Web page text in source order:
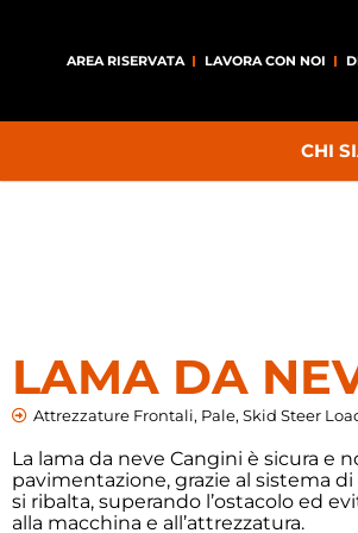
AREA RISERVATA LAVORA CON NOI
CHI
LAMA DA
Attrezzature Frontali, Pale, Skid Steer
La lama da neve Cangini è sicura e
pavimentazione, grazie al sistema
si ribalta, superando l’ostacolo ed
alla macchina e all’attrezzatura.